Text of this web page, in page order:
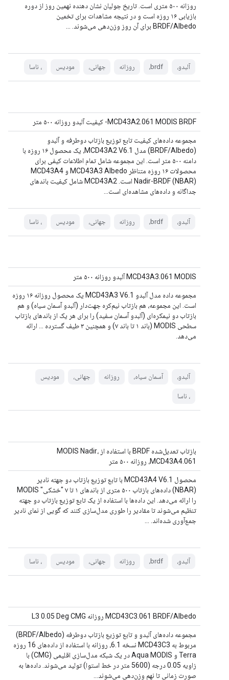
روزانه ۵۰۰ متری است. تاریخ جولیان نشان دهنده نهمین روز از دوره
بازیابی ۱۶ روزه است و در نتیجه مشاهدات برای تخمین
BRDF/Albedo برای آن روز وزن‌دهی می‌شوند. …
آلبدو، brdf، روزانه جهانی، مودیس ، ناسا
MCD43A2.061 MODIS BRDF- کیفیت آلبدو روزانه ۵۰۰ متر
مجموعه داده‌های کیفیت تابع توزیع بازتاب دوطرفه و آلبدو
(BRDF/Albedo) مدل MCD43A2 V6.1، یک محصول ۱۶ روزه با
دامنه ۵۰۰ متر است. این مجموعه شامل تمام اطلاعات کیفی برای
محصولات ۱۶ روزه متناظر MCD43A3 Albedo و MCD43A4
Nadir-BRDF (NBAR) است. MCD43A2 شامل کیفیت باندهای
جداگانه و داده‌های مشاهده‌ای است...
آلبدو، brdf، روزانه جهانی، مودیس ، ناسا
MCD43A3.061 MODIS آلبدو روزانه ۵۰۰ متر
مجموعه داده مدل آلبدو MCD43A3 V6.1 یک محصول روزانه ۱۶ روزه
است. این مجموعه، هم بازتاب نیم‌کره جهت‌دار (آلبدو آسمان سیاه) و هم
بازتاب دو نیمکره‌ای (آلبدو آسمان سفید) را برای هر یک از باندهای بازتاب
سطحی MODIS (باند ۱ تا باند ۷) و همچنین ۳ طیف گسترده ... ارائه
می‌دهد.
آلبدو، آسمان سیاه، روزانه جهانی، مودیس
، ناسا
بازتاب تعدیل‌شده BRDF با استفاده از MODIS Nadir،
MCD43A4.061، روزانه ۵۰۰ متر
محصول MCD43A4 V6.1 با تابع توزیع بازتاب دو جهته نادیر
(NBAR) داده‌های بازتاب ۵۰۰ متری از باندهای ۱ تا ۷ "خشکی" MODIS
را ارائه می‌دهد. این داده‌ها با استفاده از یک تابع توزیع بازتاب دو جهته
تنظیم می‌شوند تا مقادیر را طوری مدل‌سازی کنند که گویی از نمای نادیر
جمع‌آوری شده‌اند. ...
آلبدو، brdf، روزانه جهانی، مودیس ، ناسا
MCD43C3.061 BRDF/Albedo روزانه L3 0.05 Deg CMG
مجموعه داده‌های آلبدو و تابع توزیع بازتاب دوطرفه (BRDF/Albedo)
مربوط به MCD43C3 نسخه 6.1، روزانه با استفاده از داده‌های 16 روزه
Terra و Aqua MODIS در یک شبکه مدل‌سازی اقلیمی (CMG) با
زاویه 0.05 درجه (5600 متر در خط استوا) تولید می‌شوند. داده‌ها به
صورت زمانی تا نهم وزن‌دهی می‌شوند...